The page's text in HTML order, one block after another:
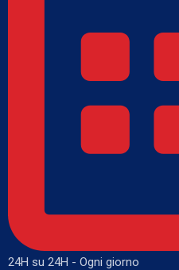
24H su 24H - Ogni giorno